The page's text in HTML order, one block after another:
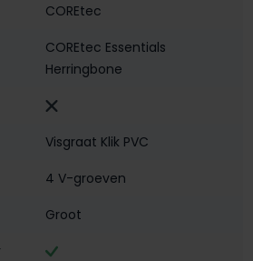
COREtec
COREtec Essentials
Herringbone
Visgraat Klik PVC
4 V-groeven
Groot